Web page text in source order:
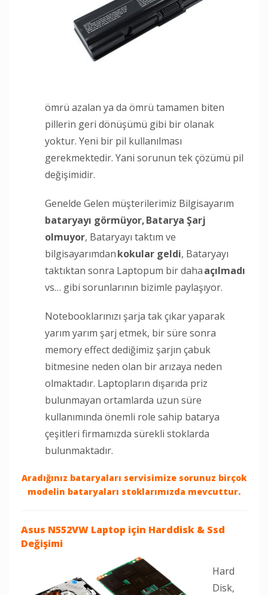
ömrü azalan ya da ömrü tamamen biten
pillerin geri dönüşümü gibi bir olanak
yoktur. Yeni bir pil kullanılması
gerekmektedir. Yani sorunun tek çözümü pil
değişimidir.
Genelde Gelen müşterilerimiz Bilgisayarım
bataryayı görmüyor,Batarya Şarj
olmuyor, Bataryayı taktım ve
bilgisayarımdankokular geldi, Bataryayı
taktıktan sonra Laptopum bir dahaaçılmadı
vs… gibi sorunlarının bizimle paylaşıyor.
Notebooklarınızı şarja tak çıkar yaparak
yarım yarım şarj etmek, bir süre sonra
memory effect dediğimiz şarjın çabuk
bitmesine neden olan bir arızaya neden
olmaktadır. Laptopların dışarıda priz
bulunmayan ortamlarda uzun süre
kullanımında önemli role sahip batarya
çeşitleri firmamızda sürekli stoklarda
bulunmaktadır.
Aradığınız bataryaları servisimize sorunuz birçok
modelin bataryaları stoklarımızda mevcuttur.
Asus N552VW Laptop için Harddisk & Ssd
Değişimi
Hard
Disk,